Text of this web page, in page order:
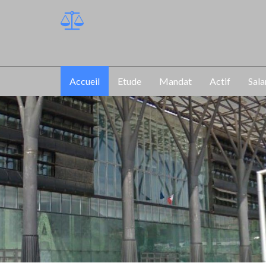
Accueil Etude Mandat Actif